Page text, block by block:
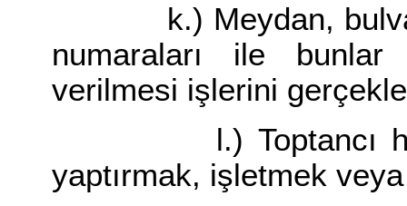
k.) Meydan, bulvar,
numaraları ile
verilmesi işlerini
l.) Toptancı
yaptırmak, işletmek